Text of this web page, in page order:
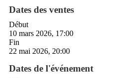
Dates des ventes
Début
10 mars 2026, 17:00
Fin
22 mai 2026, 20:00
Dates de l'événement